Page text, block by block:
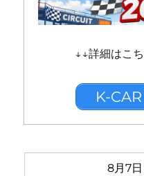
↓↓詳細はこ
K-
8月7